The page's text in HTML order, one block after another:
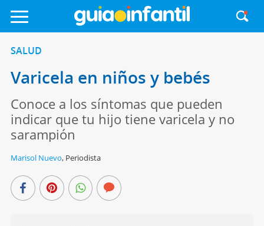
SALUD
Varicela en niños y bebés
Conoce a los síntomas que pueden
indicar que tu hijo tiene varicela y no
sarampión
Marisol Nuevo, Periodista